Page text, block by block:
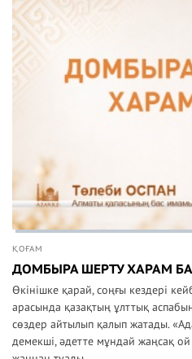
ҚОҒАМ
ДОМБЫРА ШЕРТУ ХАРАМ
Өкінішке қарай, соңғы кездері
арасында қазақтың ұлттық
сөздер айтылып қалып жатады.
демекші, әдетте мұндай жаңсақ